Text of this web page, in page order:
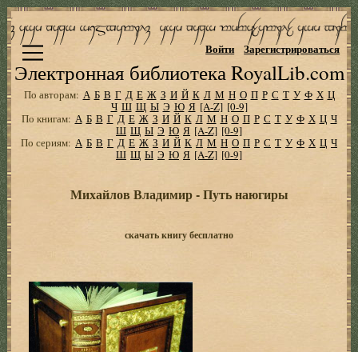
Электронная библиотека RoyalLib.com
Войти Зарегистрироваться
По авторам: А Б В Г Д Е Ж З И Й К Л М Н О П Р С Т У Ф Х Ц
Ч Ш Щ Ы Э Ю Я [A-Z] [0-9]
По книгам: А Б В Г Д Е Ж З И Й К Л М Н О П Р С Т У Ф Х Ц Ч
Ш Щ Ы Э Ю Я [A-Z] [0-9]
По сериям: А Б В Г Д Е Ж З И Й К Л М Н О П Р С Т У Ф Х Ц Ч
Ш Щ Ы Э Ю Я [A-Z] [0-9]
Михайлов Владимир - Путь наюгиры
скачать книгу бесплатно